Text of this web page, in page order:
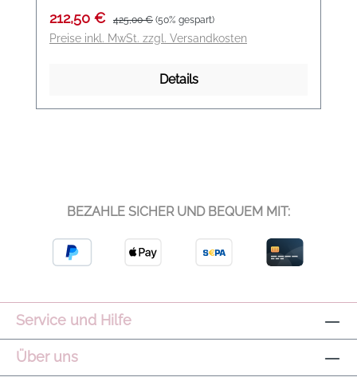
Verkaufspreis:
212,50 € Regulärer Preis:
425,00 € (50% gespart)
Preise inkl. MwSt. zzgl. Versandkosten
Details
BEZAHLE SICHER UND BEQUEM MIT:
Service und Hilfe
Über uns